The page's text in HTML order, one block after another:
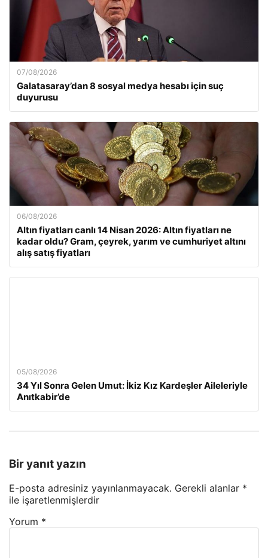
07/08/2026
Galatasaray’dan 8 sosyal medya hesabı için suç
duyurusu
06/08/2026
Altın fiyatları canlı 14 Nisan 2026: Altın fiyatları ne
kadar oldu? Gram, çeyrek, yarım ve cumhuriyet altını
alış satış fiyatları
05/08/2026
34 Yıl Sonra Gelen Umut: İkiz Kız Kardeşler Aileleriyle
Anıtkabir’de
Bir yanıt yazın
E-posta adresiniz yayınlanmayacak. Gerekli alanlar *
ile işaretlenmişlerdir
Yorum *